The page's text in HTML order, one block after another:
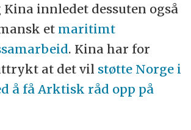
Kina innledet dessuten også
et maritimt
. Kina har for
at det vil støtte Norge i
å få Arktisk råd opp på